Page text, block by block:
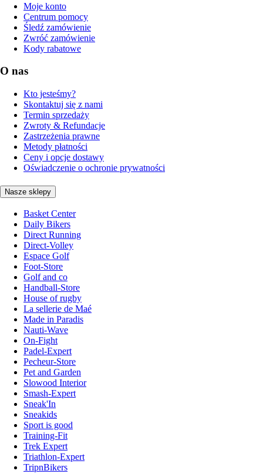
Moje konto
Centrum pomocy
Śledź zamówienie
Zwróć zamówienie
Kody rabatowe
O nas
Kto jesteśmy?
Skontaktuj się z nami
Termin sprzedaży
Zwroty & Refundacje
Zastrzeżenia prawne
Metody płatności
Ceny i opcje dostawy
Oświadczenie o ochronie prywatności
Nasze sklepy
Basket Center
Daily Bikers
Direct Running
Direct-Volley
Espace Golf
Foot-Store
Golf and co
Handball-Store
House of rugby
La sellerie de Maé
Made in Paradis
Nauti-Wave
On-Fight
Padel-Expert
Pecheur-Store
Pet and Garden
Slowood Interior
Smash-Expert
Sneak'In
Sneakids
Sport is good
Training-Fit
Trek Expert
Triathlon-Expert
TripnBikers